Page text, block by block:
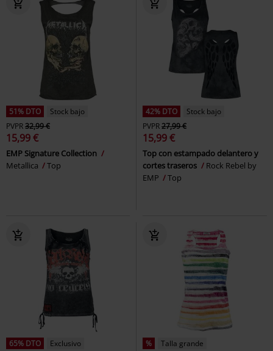
51% DTO
Stock bajo
PVPR32,99 €
15,99 €
EMP Signature Collection
Metallica
Top
42% DTO
Stock bajo
PVPR27,99 €
15,99 €
Top con estampado delantero y
cortes traseros
Rock Rebel by
EMP
Top
65% DTO
Exclusivo
% Talla grande